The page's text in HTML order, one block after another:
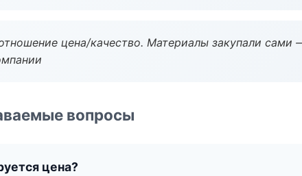
цена/качество. Материалы закупали
вопросы
цена?